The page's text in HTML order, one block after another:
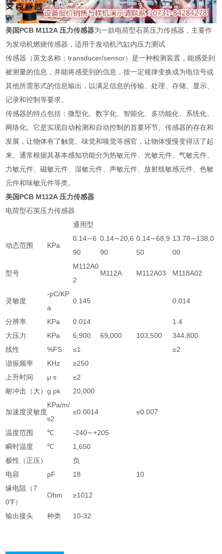
美国PCB M112A 压力传感器为一款电荷型石英压力传感器，主要作
为发动机燃烧传感器，适用于发动机汽缸内压力测试
传感器（英文名称：transducer/sensor）是一种检测装置，能感受到
被测量的信息，并能将感受到的信息，按一定规律变换成为电信号或
其他所需形式的信息输出，以满足信息的传输、处理、存储、显示、
记录和控制等要求。
传感器的特点包括：微型化、数字化、智能化、多功能化、系统化、
网络化。它是实现自动检测和自动控制的首要环节。传感器的存在和
发展，让物体有了触觉、味觉和嗅觉等感官，让物体慢慢变得活了起
来。通常根据其基本感知功能分为热敏元件、光敏元件、气敏元件、
力敏元件、磁敏元件、湿敏元件、声敏元件、放射线敏感元件、色敏
元件和味敏元件等类。
美国PCB M112A 压力传感器
电荷型石英压力传感器
通用型
动态范围 KPa
0.14∼6
90
0.14∼20,6
90
0.14∼68,9
50
13.78∼138,0
00
型号
M112A0
2
M112A M112A03 M118A02
灵敏度
-pC/KP
a
0.145 0.014
分辨率 KPa 0.014
1.4
大压力
KPa 6,900 69,000 103,500
344,800
线性
%FS ≤1
≤2
谐振频率
KHz
≥250
上升时间
μ s
≤2
耐冲击（大）g pk 20,000
加速度灵敏度
KPa/m/
s2
≤0.0014 ≤0.007
温度范围 ℃
-240∼+205
瞬时温度
℃
1,650
极性（正压）
负
电容
pF 18
10
缘电阻（7
0℉）
Ohm ≥1012
输出接头 种类 10-32